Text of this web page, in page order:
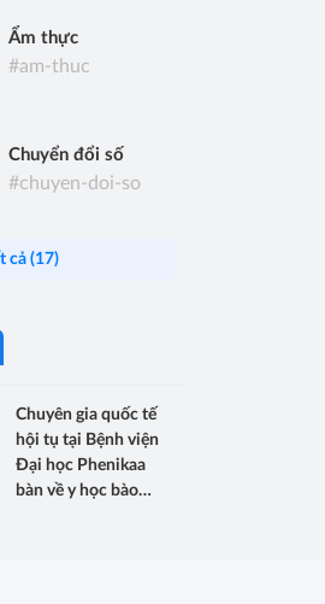
Ẩm thực
#am-thuc
Chuyển đổi số
#chuyen-doi-so
cả (17)
Chuyên gia quốc tế
hội tụ tại Bệnh viện
Đại học Phenikaa
bàn về y học bào